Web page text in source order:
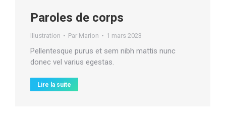
Paroles de corps
Illustration Par Marion 1 mars 2023
Pellentesque purus et sem nibh mattis nunc
donec vel varius egestas.
Lire la suite